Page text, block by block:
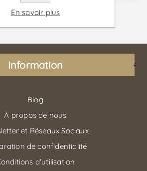
Information
Blog
À propos de nous
et Réseaux Sociaux
de confidentialité
d'utilisation
En savoir plus